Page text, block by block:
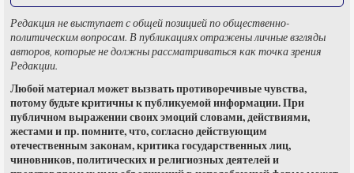
Редакция не выступает с общей позицией по общественно-
политическим вопросам. В публикациях отражены личные взгляды
авторов, которые не должны рассматриваться как точка зрения
Редакции.
Любой материал может вызвать противоречивые чувства,
потому будьте критичны к публикуемой информации. При
публичном выражении своих эмоций словами, действиями,
жестами и пр. помните, что, согласно действующим
отечественным законам, критика государственных лиц,
чиновников, политических и религиозных деятелей и